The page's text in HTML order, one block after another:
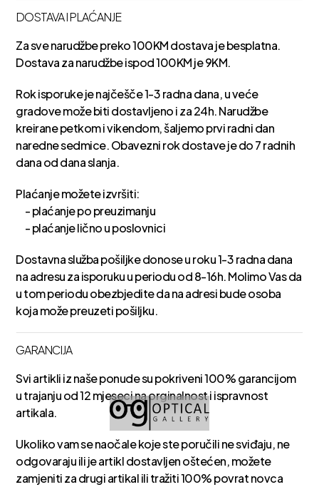
DOSTAVA I PLAĆANJE
Za sve narudžbe preko 100KM dostava je besplatna.
Dostava za narudžbe ispod 100KM je 9KM.
Rok isporuke je najčešče 1-3 radna dana, u veće
gradove može biti dostavljeno i za 24h. Narudžbe
kreirane petkom i vikendom, šaljemo prvi radni dan
naredne sedmice. Obavezni rok dostave je do 7 radnih
dana od dana slanja.
Plaćanje možete izvršiti:
- plaćanje po preuzimanju
- plaćanje lično u poslovnici
Dostavna služba pošiljke donose u roku 1-3 radna dana
na adresu za isporuku u periodu od 8-16h. Molimo Vas da
u tom periodu obezbjedite da na adresi bude osoba
koja može preuzeti pošiljku.
GARANCIJA
Svi artikli iz naše ponude su pokriveni 100% garancijom
u trajanju od 12 mjeseci na orginalnost i ispravnost
artikala.
Ukoliko vam se naočale koje ste poručili ne sviđaju, ne
odgovaraju ili je artikl dostavljen oštećen, možete
zamjeniti za drugi artikal ili tražiti 100% povrat novca